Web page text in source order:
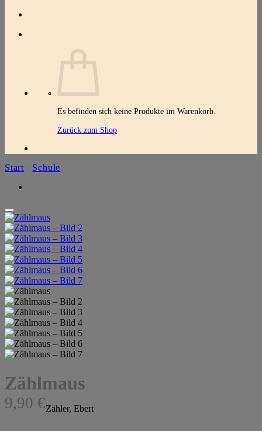
Es befinden sich keine Produkte im Warenkorb.
Zurück zum Shop
Start Schule
Zählmaus
9,90 €Zähler, Ebert